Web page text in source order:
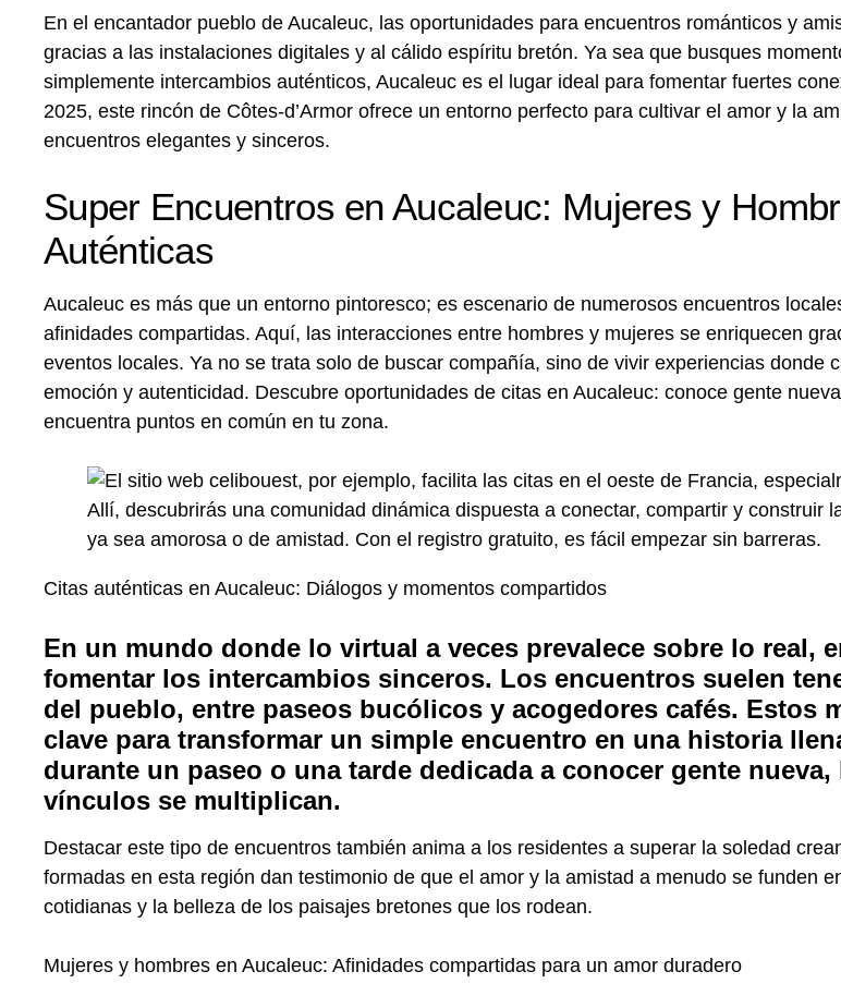
En el encantador pueblo de Aucaleuc, las oportunidades para encuentros románticos y
gracias a las instalaciones digitales y al cálido espíritu bretón. Ya sea que busques
simplemente intercambios auténticos, Aucaleuc es el lugar ideal para fomentar fuertes
2025, este rincón de Côtes-d’Armor ofrece un entorno perfecto para cultivar el amor y la
encuentros elegantes y sinceros.
Super Encuentros en Aucaleuc: Mujeres y
Auténticas
Aucaleuc es más que un entorno pintoresco; es escenario de numerosos encuentros
afinidades compartidas. Aquí, las interacciones entre hombres y mujeres se enriquecen
eventos locales. Ya no se trata solo de buscar compañía, sino de vivir experiencias donde
emoción y autenticidad. Descubre oportunidades de citas en Aucaleuc: conoce gente
encuentra puntos en común en tu zona.
Citas auténticas en Aucaleuc: Diálogos y momentos compartidos
En un mundo donde lo virtual a veces prevalece sobre lo real,
fomentar los intercambios sinceros. Los encuentros suelen
del pueblo, entre paseos bucólicos y acogedores cafés. Estos
clave para transformar un simple encuentro en una historia
durante un paseo o una tarde dedicada a conocer gente
vínculos se multiplican.
Destacar este tipo de encuentros también anima a los residentes a superar la soledad
formadas en esta región dan testimonio de que el amor y la amistad a menudo se funden
cotidianas y la belleza de los paisajes bretones que los rodean.
Mujeres y hombres en Aucaleuc: Afinidades compartidas para un amor duradero